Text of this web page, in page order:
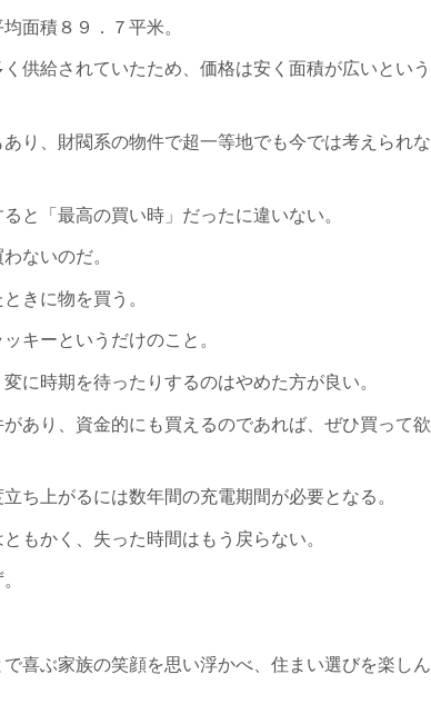
面積８９．７平米。
供給されていたため、価格は安く面積が広いという
り、財閥系の物件で超一等地でも今では考えられな
と「最高の買い時」だったに違いない。
ないのだ。
きに物を買う。
キーというだけのこと。
に時期を待ったりするのはやめた方が良い。
あり、資金的にも買えるのであれば、ぜひ買って欲
ち上がるには数年間の充電期間が必要となる。
もかく、失った時間はもう戻らない。
喜ぶ家族の笑顔を思い浮かべ、住まい選びを楽しん